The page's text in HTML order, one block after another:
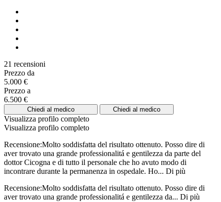
21 recensioni
Prezzo da
5.000 €
Prezzo a
6.500 €
Chiedi al medico Chiedi al medico
Visualizza profilo completo
Visualizza profilo completo
Recensione:Molto soddisfatta del risultato ottenuto. Posso dire di
aver trovato una grande professionalitá e gentilezza da parte del
dottor Cicogna e di tutto il personale che ho avuto modo di
incontrare durante la permanenza in ospedale. Ho... Di più
Recensione:Molto soddisfatta del risultato ottenuto. Posso dire di
aver trovato una grande professionalitá e gentilezza da... Di più